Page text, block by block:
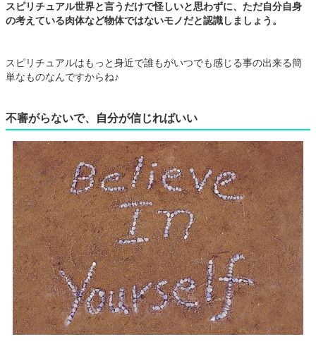
スピリチュアル世界と言うだけで怪しいと思わずに、ただ自分自身
の考えている肉体など物体ではないモノだと認識しましょう。
スピリチュアルはもっと身近で誰もがいつでも感じる事の出来る簡
単なものなんですからね♪
不審がらないで、自分が信じればいい